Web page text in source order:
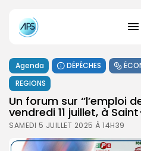
Agenda DÉPÊCHES
REGIONS
Un forum sur ‘’l’emploi
vendredi 11 juillet, à
SAMEDI 5 JUILLET 2025 À 14H39